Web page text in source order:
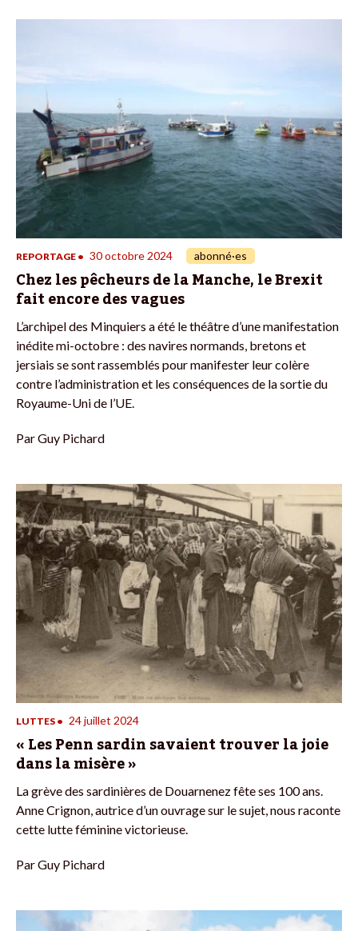
REPORTAGE • 30 octobre 2024 abonné·es
Chez les pêcheurs de la Manche, le Brexit
fait encore des vagues
L’archipel des Minquiers a été le théâtre d’une manifestation
inédite mi-octobre : des navires normands, bretons et
jersiais se sont rassemblés pour manifester leur colère
contre l’administration et les conséquences de la sortie du
Royaume-Uni de l’UE.
ParGuy Pichard
LUTTES • 24 juillet 2024
« Les Penn sardin savaient trouver la joie
dans la misère »
La grève des sardinières de Douarnenez fête ses 100 ans.
Anne Crignon, autrice d’un ouvrage sur le sujet, nous raconte
cette lutte féminine victorieuse.
ParGuy Pichard